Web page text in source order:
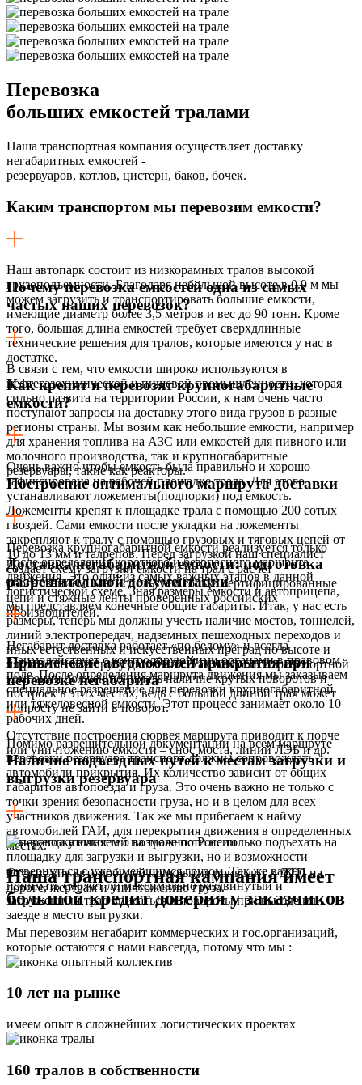
Перевозка
больших емкостей тралами
Наша транспортная компания осуществляет доставку
негабаритных емкостей -
резервуаров, котлов, цистерн, баков, бочек.
Каким транспортом мы перевозим емкости?
Наш автопарк состоит из низкорамных тралов высокой
грузоподъемности. Благодаря небольшой высоте в 0.9 м мы
можем загрузить и транспортировать большие емкости,
имеющие диаметр более 3,5 метров и вес до 90 тонн. Кроме
того, большая длина емкостей требует сверхдлинные
технические решения для тралов, которые имеются у нас в
достатке.
Почему перевозка емкостей одна из самых
частых наших перевозок?
В связи с тем, что емкости широко используются в
нефтегазохимической и пищевой промышленности, которая
сильно развита на территории России, к нам очень часто
поступают запросы на доставку этого вида грузов в разные
регионы страны. Мы возим как небольшие емкости, например
для хранения топлива на АЗС или емкостей для пивного или
молочного производства, так и крупногабаритные
резервуары, такие как реакторы.
Как крепят и перевозят крупногабаритные
емкости?
Очень важно чтобы емкость была правильно и хорошо
зафиксирована на рабочей площадке трала. Для этого
устанавливают ложементы(подпорки) под емкость.
Ложементы крепят к площадке трала с помощью 200 сотых
гвоздей. Сами емкости после укладки на ложементы
закрепляют к тралу с помощью грузовых и тяговых цепей от
10 до 13 мм и талрепов. Перед загрузкой наш специалист
создает схему загрузки емкости на трал с расчет
обоснованием. Мы используем только сертифицированные
цепи и стяжные ленты проверенных российских
производителей.
Построение оптимального маршрута доставки
Перевозка крупногабаритной емкости реализуется только
после определения короткого и безопасного маршрута
движения. Это один из самых важных этапов в данной
логистической схеме. Зная размеры емкости и автоприцепа,
мы представляем конечные общие габариты. Итак, у нас есть
размеры, теперь мы должны учесть наличие мостов, тоннелей,
линий электропередач, надземных пешеходных переходов и
иных естественных и искусственных преград по высоте и
ширине по маршруту движения. Так же логист транспортной
компании должен понимать наличие крутых поворотов и
построек в этих местах, ведь с большой длиной трал может
попросту не зайти в поворот.
Отсутствие построения сюрвея маршрута приводит к порче
или уничтожению емкости – снос моста, линий ЛЭБ и др.
Доставка негабаритной емкости: подготовка
разрешительной документации
Негабарит доставка работает «по белому» и всегда
взаимодействует с контролирующими органами в правовом
поле. После определения маршрута движения мы заказываем
специальное разрешение для перевозки крупногабаритной
или тяжеловесной емкости. Этот процесс занимает около 10
рабочих дней.
Привлечение автомобилей прикрытия при
перевозке негабарита
Помимо разрешительной документации на всем маршруте
перевозки резервуара транспорт должны сопровождать
автомобили прикрытия. Их количество зависит от общих
габаритов автопоезда и груза. Это очень важно не только с
точки зрения безопасности груза, но и в целом для всех
участников движения. Так же мы прибегаем к найму
автомобилей ГАИ, для перекрытия движения в определенных
местах.
Отсутствие автомобилей прикрытия приводит к ДТП на
дороге, жертвам и уничтожению груза.
Наличие подъездных путей к местам загрузки и
выгрузки резервуара
Мы всегда уточняем о возможности не только подъехать на
площадку для загрузки и выгрузки, но и возможности
развернуться с уже имеющимся грузом. Так же важно
понимать сможет ли максимально раздвинутый и
загруженный трал вписаться в повороты при выезде или
заезде в место выгрузки.
Наша транспортная кампания имеет
большой кредит доверия у заказчиков
Мы перевозим негабарит коммерческих и гос.организаций,
которые остаются с нами навсегда, потому что мы :
10 лет на рынке
имеем опыт в сложнейших логистических проектах
160 тралов в собственности